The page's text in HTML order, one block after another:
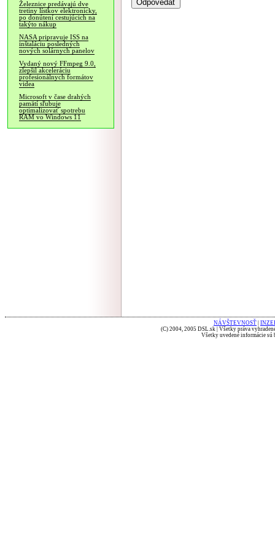
Železnice predávajú dve
tretiny lístkov elektronicky,
po donútení cestujúcich na
takýto nákup
NASA pripravuje ISS na
inštaláciu posledných
nových solárnych panelov
Vydaný nový FFmpeg 9.0,
zlepšil akceleráciu
profesionálnych formátov
videa
Microsoft v čase drahých
pamätí sľubuje
optimalizovať spotrebu
RAM vo Windows 11
NÁVŠTEVNOSŤ
(C) 2004, 2005 DSL.sk | Všetky práva
Všetky uvedené informácie sú